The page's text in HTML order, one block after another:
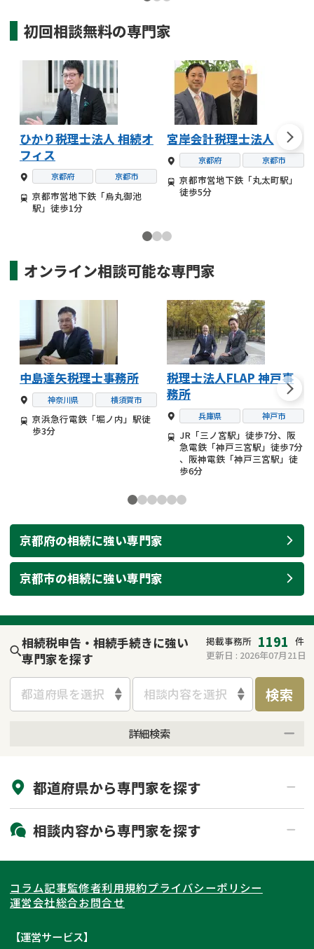
初回相談無料の専門家
ひかり税理士法人 相続オ
フィス
京都府 京都市
京都市営地下鉄「烏丸御池
駅」徒歩1分
宮岸会計税理士法人
京都府 京都市
京都市営地下鉄「丸太町駅」
徒歩5分
オンライン相談可能な専門家
中島達矢税理士事務所
神奈川県 横須賀市
京浜急行電鉄「堀ノ内」駅徒
歩3分
税理士法人FLAP 神戸事
務所
兵庫県 神戸市
JR「三ノ宮駅」徒歩7分、阪
急電鉄「神戸三宮駅」徒歩7分
、阪神電鉄「神戸三宮駅」徒
歩6分
京都府の相続に強い専門家
京都市の相続に強い専門家
相続税申告・相続手続きに強い
専門家を探す
掲載事務所 1191 件
更新日 : 2026年07月21日
都道府県を選択 相談内容を選択 検索
詳細検索
初回相談無料
土日祝の相談可能
都道府県から専門家を探す
北海道・東北
北海道 青森県
岩手県 宮城県
秋田県
関東
東京都 神奈川県
埼玉県
東海
愛知県
関西
相談内容から専門家を探す
相続登記
遺産分割
コラム記事監修者利用規約プライバシーポリシー
運営会社総合お問合せ
【運営サービス】